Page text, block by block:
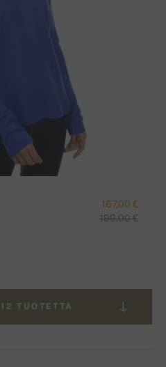
167,00 €
199,00 €
TUOTETTA